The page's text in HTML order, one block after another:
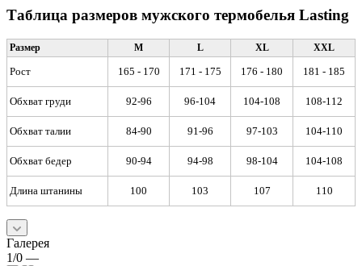
Таблица размеров мужского термобелья Lasting
Размер M L XL XXL
Рост 165 - 170 171 - 175 176 - 180 181 - 185
Обхват груди 92-96 96-104 104-108 108-112
Обхват талии 84-90 91-96 97-103 104-110
Обхват бедер 90-94 94-98 98-104 104-108
Длина штанины 100 103 107 110
Галерея
1/0 —